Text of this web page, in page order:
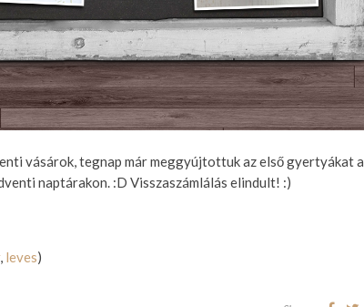
vásárok, tegnap már meggyújtottuk az első gyertyákat a
naptárakon. :D Visszaszámlálás elindult! :)
, leves)